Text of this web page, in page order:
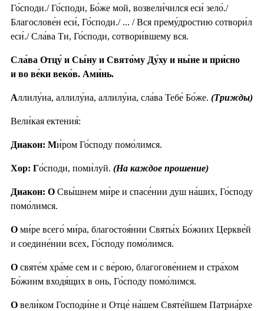
Го́споди./ Го́споди, Бо́же мой, возвели́чился еси́ зело́./
Благослове́н еси́, Го́споди./ ... / Вся прему́дростию сотвори́л
еси́./ Сла́ва Ти, Го́споди, сотвори́вшему вся.
Сла́ва Отцу́ и Сы́ну и Свято́му Ду́ху и ны́не и при́сно
и во ве́ки веко́в. Ами́нь.
Аллилу́иа, аллилу́иа, аллилу́иа, сла́ва Тебе́ Бо́же. (Трижды)
Вели́кая ектения́:
Диакон: Ми́ром Го́споду помо́лимся.
Хор: Го́споди, поми́луй. (На каждое прошение)
Диакон: О Свы́шнем ми́ре и спасе́нии душ на́ших, Го́споду
помо́лимся.
О ми́ре всего́ ми́ра, благостоя́нии Святы́х Бо́жиих Церкве́й
и соедине́нии всех, Го́споду помо́лимся.
О святе́м хра́ме сем и с ве́рою, благогове́нием и стра́хом
Бо́жиим входя́щих в онь, Го́споду помо́лимся.
О вели́ком Господи́не и Отце́ на́шем Святе́йшем Патриа́рхе